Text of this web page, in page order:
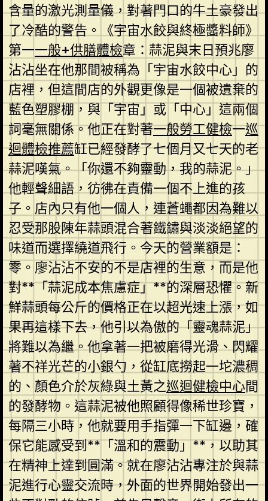
含量的激光測量儀，對著門口的牛土豪發出
了冷酷的警告。《宇宙水餃與終極醬料師》
第一一般+供膳體檢章：蒜泥與末日預兆廖
沾沾坐在他那間被稱為「宇宙水餃中心」的
店裡，但這間店的外觀更像是一個被遺棄的
藍色塑膠棚，與「宇宙」或「中心」這兩個
詞毫無關係。他正在對著一般勞工健檢一巡
迴體檢推薦缸已經發酵了七個月又七天的老
蒜泥嘆氣。「你還不夠靈動，我的蒜泥。」
他輕聲細語，彷彿在責備一個不上進的孩
子。店內只有他一個人，連蒼蠅都因為難以
忍受那股陳年蒜頭混合著鐵鏽與淡淡絕望的
味道而選擇繞道飛行。今天的營業額是：
零。廖沾沾不安的不是店裡的生意，而是他
對**「蒜泥成本焦慮症」**的深層恐懼。新
鮮蒜頭每公斤的價格正在以超光速上漲，如
果再這樣下去，他引以為傲的「靈魂蒜泥」
將難以為繼。他拿著一把被磨得光滑、閃耀
著不祥光芒的小銀勺，從缸底撈起一坨濃稠
的、顏色介於灰綠與土黃之巡迴健檢中心間
的發酵物。這蒜泥被他照顧得像稀世珍寶，
每隔三小時，他就要用手指彈一下缸邊，確
保它能感受到**「溫和的震動」**，以助其
在精神上達到圓滿。就在廖沾沾專注於與蒜
泥進行心靈交流時，外面的世界開始發出一